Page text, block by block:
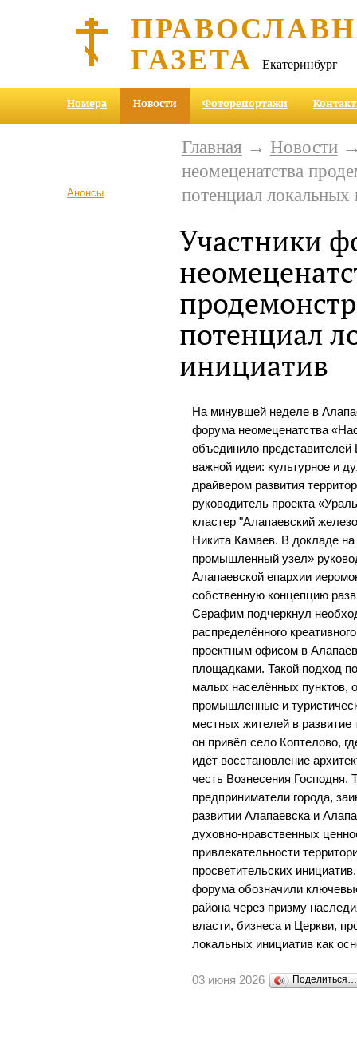
ГАЗЕТА Екатеринбург
Номера Новости Фоторепортажи
Анонсы
Главная → Новости→
неомеценатства
потенциал локальных
Участники
потенциал
инициатив
На минувшей неделе в
форума неомеценатства
объединило представителей
важной идеи: культурное и
драйвером развития
руководитель проекта
кластер "Алапаевский
Никита Камаев. В докладе
промышленный узел»
Алапаевской епархии
собственную концепцию
Серафим подчеркнул
распределённого
проектным офисом в
площадками. Такой подход
малых населённых пунктов,
промышленные и
местных жителей в развитие
он привёл село Коптелово,
идёт восстановление
честь Вознесения Господня.
предприниматели города,
развитии Алапаевска и
духовно-нравственных
привлекательности
просветительских
форума обозначили
района через призму
власти, бизнеса и Церкви,
локальных инициатив как
03 июня 2026 Поделиться…